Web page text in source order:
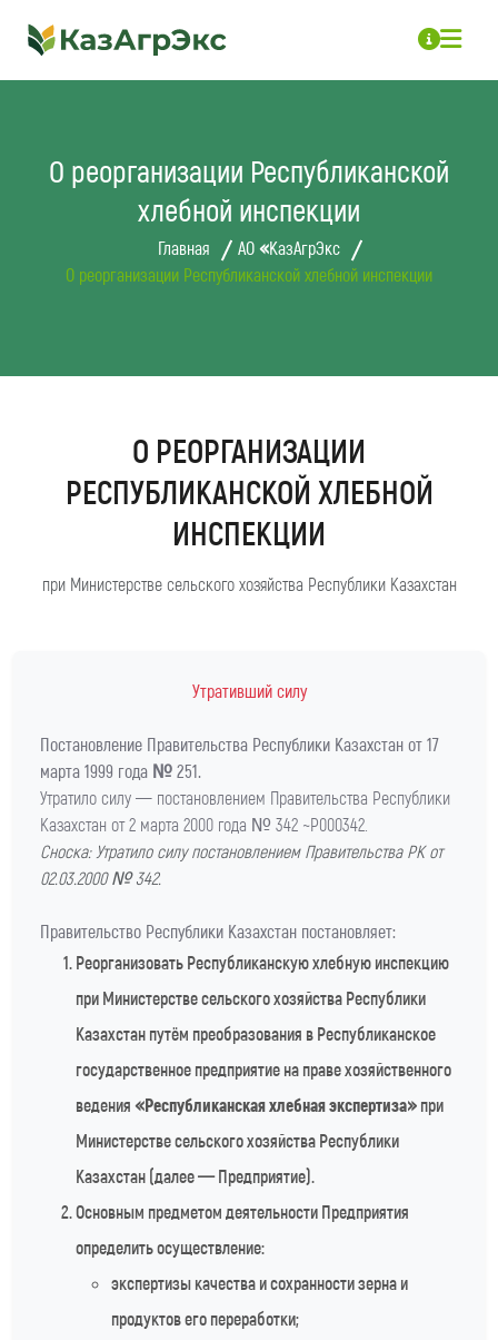
О реорганизации Республиканской
хлебной инспекции
Главная
АО «КазАгрЭкс
О реорганизации Республиканской хлебной инспекции
О РЕОРГАНИЗАЦИИ
РЕСПУБЛИКАНСКОЙ ХЛЕБНОЙ
ИНСПЕКЦИИ
при Министерстве сельского хозяйства Республики Казахстан
Утративший силу
Постановление Правительства Республики Казахстан от 17
марта 1999 года № 251.
Утратило силу — постановлением Правительства Республики
Казахстан от 2 марта 2000 года № 342 ~P000342.
Сноска: Утратило силу постановлением Правительства РК от
02.03.2000 № 342.
Правительство Республики Казахстан постановляет:
Реорганизовать Республиканскую хлебную инспекцию
при Министерстве сельского хозяйства Республики
Казахстан путём преобразования в Республиканское
государственное предприятие на праве хозяйственного
ведения «Республиканская хлебная экспертиза» при
Министерстве сельского хозяйства Республики
Казахстан (далее — Предприятие).
Основным предметом деятельности Предприятия
определить осуществление:
экспертизы качества и сохранности зерна и
продуктов его переработки;